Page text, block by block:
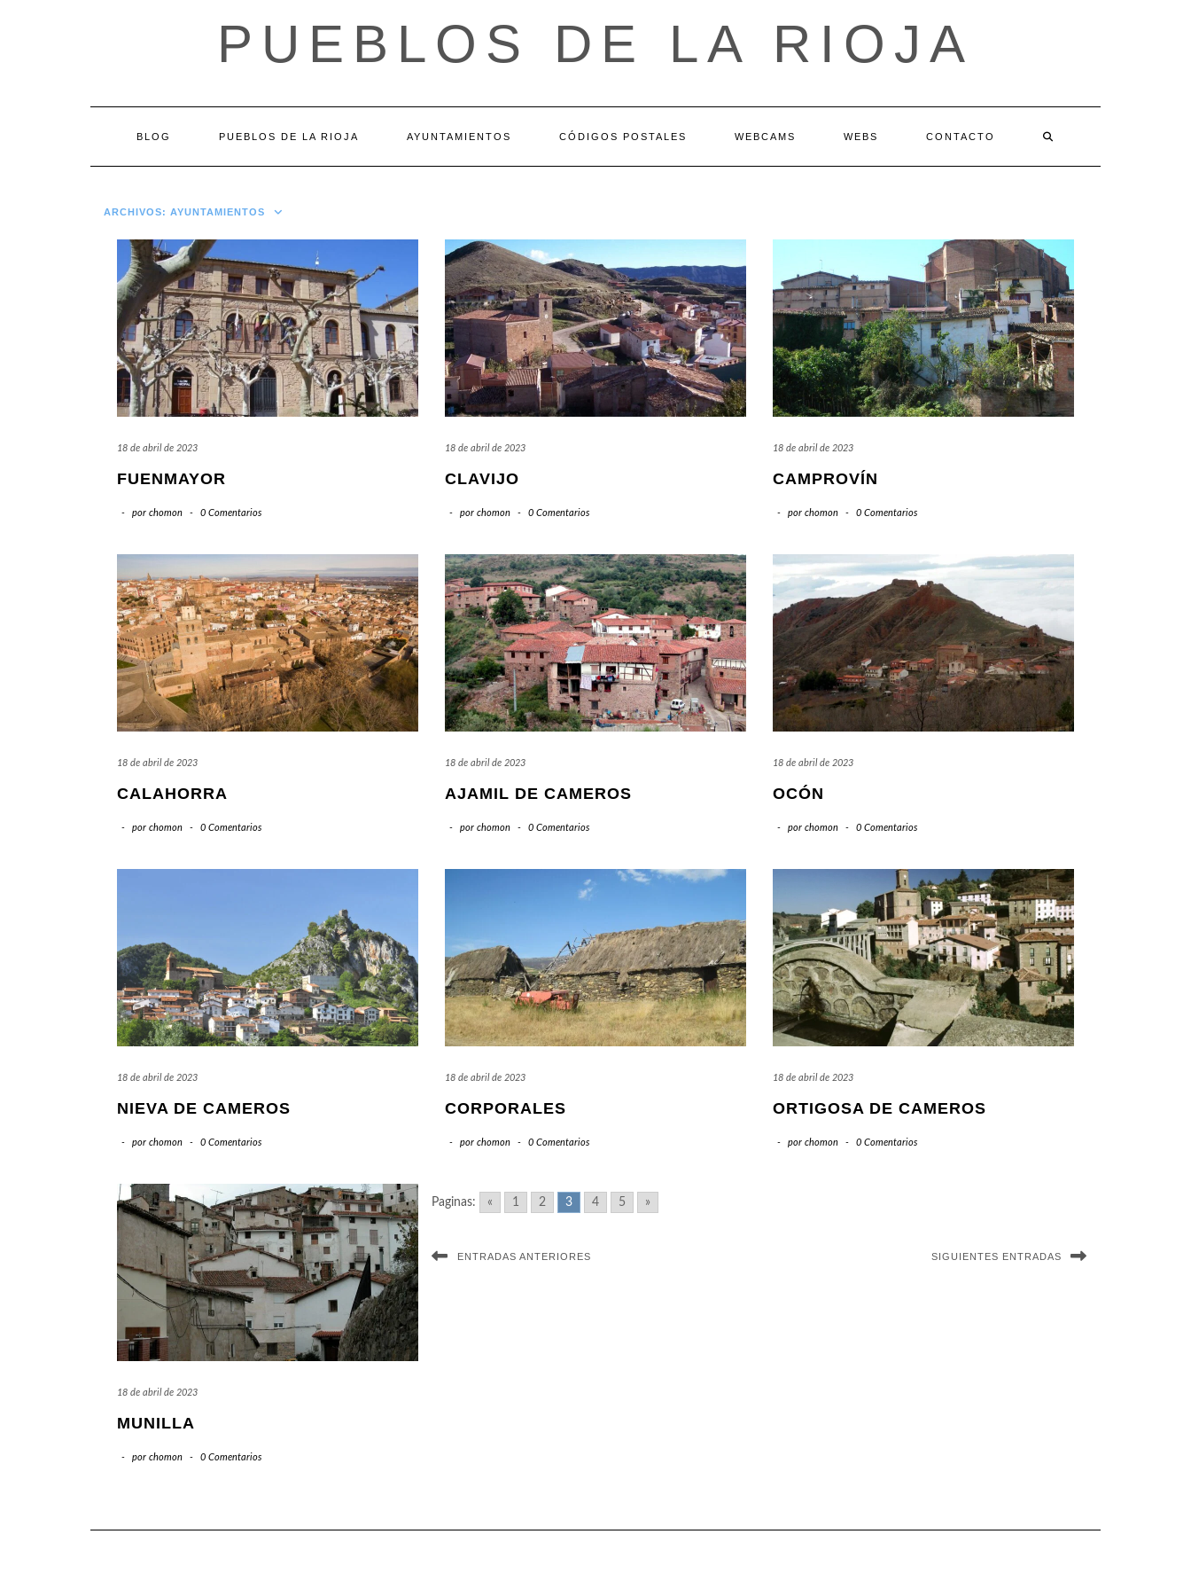
PUEBLOS DE LA RIOJA
BLOG PUEBLOS DE LA RIOJA AYUNTAMIENTOS CÓDIGOS POSTALES WEBCAMS WEBS CONTACTO
ARCHIVOS: AYUNTAMIENTOS
18 de abril de 2023
FUENMAYOR
- por chomon - 0 Comentarios
18 de abril de 2023
CLAVIJO
- por chomon - 0 Comentarios
18 de abril de 2023
CAMPROVÍN
- por chomon - 0 Comentarios
18 de abril de 2023
CALAHORRA
- por chomon - 0 Comentarios
18 de abril de 2023
AJAMIL DE CAMEROS
- por chomon - 0 Comentarios
18 de abril de 2023
OCÓN
- por chomon - 0 Comentarios
18 de abril de 2023
NIEVA DE CAMEROS
- por chomon - 0 Comentarios
18 de abril de 2023
CORPORALES
- por chomon - 0 Comentarios
18 de abril de 2023
ORTIGOSA DE CAMEROS
- por chomon - 0 Comentarios
18 de abril de 2023
MUNILLA
- por chomon - 0 Comentarios
Paginas: « 1 2 3 4 5 »
ENTRADAS ANTERIORES SIGUIENTES ENTRADAS